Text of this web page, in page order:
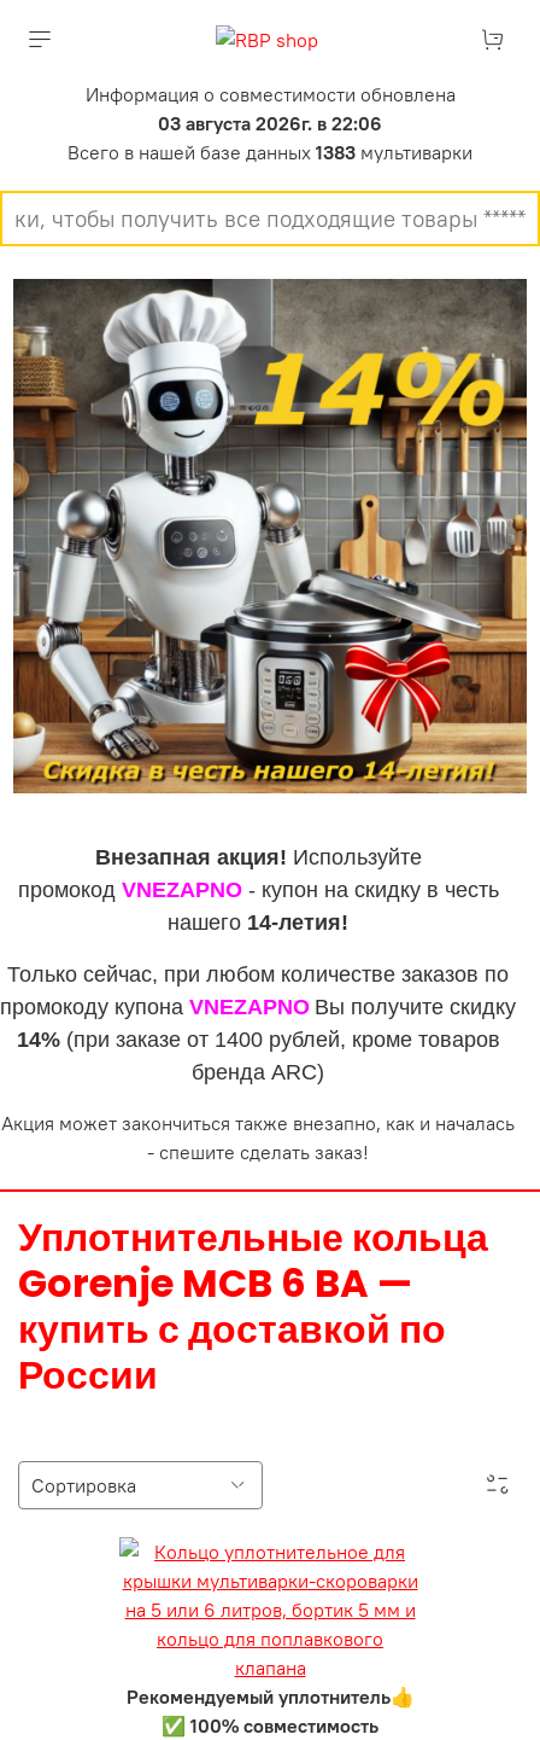
Информация о совместимости обновлена
03 августа 2026г. в 22:06
Всего в нашей базе данных 1383 мультиварки
Внезапная акция! Используйте
промокод VNEZAPNO- купон на скидку в честь
нашего 14-летия!
Только сейчас, при любом количестве заказов по
промокоду купона VNEZAPNO Вы получите скидку
14%(при заказе от 1400 рублей, кроме товаров
бренда ARC)
Акция может закончиться также внезапно, как и началась
- спешите сделать заказ!
Уплотнительные кольца
Gorenje MCB 6 BA —
купить с доставкой по
России
Рекомендуемый уплотнитель👍
✅ 100% совместимость